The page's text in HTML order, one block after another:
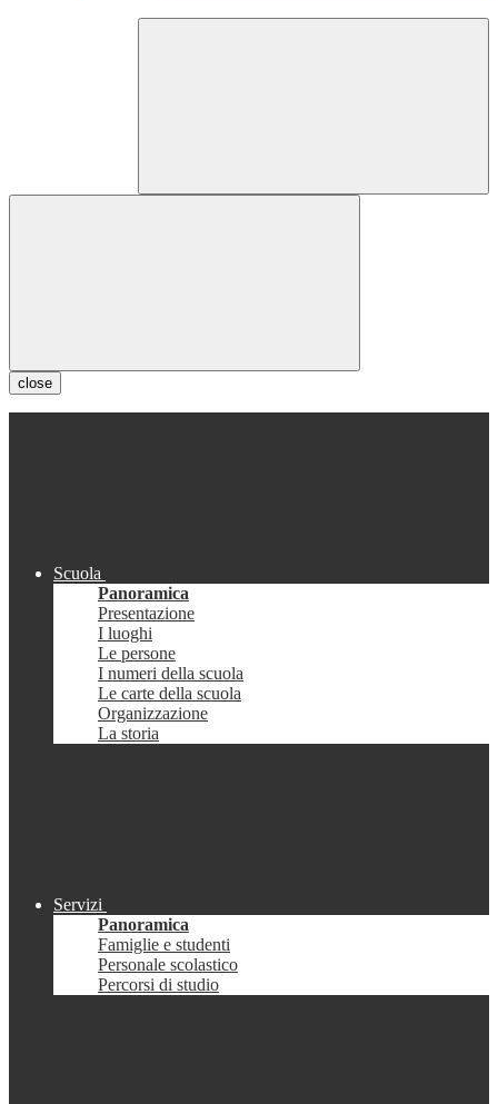
close
Scuola
Panoramica
Presentazione
I luoghi
Le persone
I numeri della scuola
Le carte della scuola
Organizzazione
La storia
Servizi
Panoramica
Famiglie e studenti
Personale scolastico
Percorsi di studio